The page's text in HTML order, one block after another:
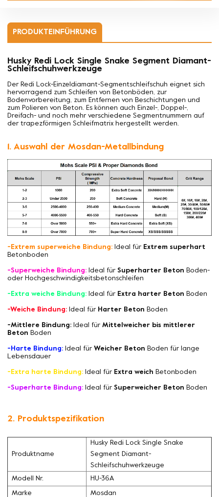
PRODUKTEINFÜHRUNG
Husky Redi Lock Single Snake Segment Diamant-
Schleifschuhwerkzeuge
Der Redi Lock-Einzeldiamant-Segmentschleifschuh eignet sich
hervorragend zum Schleifen von Betonböden, zur
Bodenvorbereitung, zum Entfernen von Beschichtungen und
zum Polieren von Beton. Es können auch Einzel-, Doppel-,
Dreifach- und noch mehr verschiedene Segmentnummern auf
der trapezförmigen Schleifmatrix hergestellt werden.
1. Auswahl der Mosdan-Metallbindung
-Extrem superweiche Bindung: Ideal für Extrem superhart
Betonboden
-Superweiche Bindung: Ideal für Superharter Beton Boden-
oder Hochgeschwindigkeitsbetonschleifen
-Extra weiche Bindung: Ideal für Extra harter Beton Boden
-Weiche Bindung: Ideal für Harter Beton Boden
-Mittlere Bindung: Ideal für Mittelweicher bis mittlerer
Beton Boden
-Harte Bindung: Ideal für Weicher Beton Boden für lange
Lebensdauer
-Extra harte Bindung: Ideal für Extra weich Betonboden
-Superharte Bindung: Ideal für Superweicher Beton Boden
2. Produktspezifikation
Produktname
Husky Redi Lock Single Snake
Segment Diamant-
Schleifschuhwerkzeuge
Modell Nr. HU-36A
Marke Mosdan